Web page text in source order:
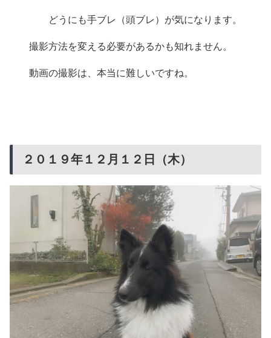
どうにも手ブレ（頭ブレ）が気になります。
撮影方法を変える必要があるかも知れません。
動画の撮影は、本当に難しいですね。
２０１９年１２月１２日（木）